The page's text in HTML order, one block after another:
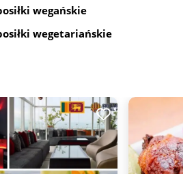
wegańskie
wegetariańskie